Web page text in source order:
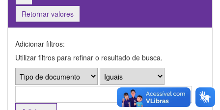
Retornar valores
Adicionar filtros:
Utilizar filtros para refinar o resultado de busca.